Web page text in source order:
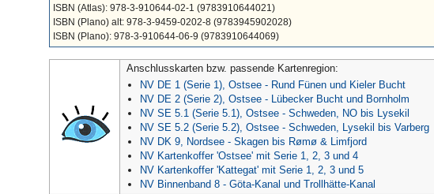
ISBN (Atlas): 978-3-910644-02-1 (9783910644021)
ISBN (Plano) alt: 978-3-9459-0202-8 (9783945902028)
ISBN (Plano): 978-3-910644-06-9 (9783910644069)
Anschlusskarten bzw. passende Kartenregion:
NV DE 1 (Serie 1), Ostsee - Rund Fünen und Kieler Bucht
NV DE 2 (Serie 2), Ostsee - Lübecker Bucht und Bornholm
NV SE 5.1 (Serie 5.1), Ostsee - Schweden, NO bis Lysekil
NV SE 5.2 (Serie 5.2), Ostsee - Schweden, Lysekil bis Varberg
NV DK 9, Nordsee - Skagen bis Rømø & Limfjord
NV Kartenkoffer 'Ostsee' mit Serie 1, 2, 3 und 4
NV Kartenkoffer 'Kattegat' mit Serie 1, 2, 3 und 5
NV Binnenband 8 - Göta-Kanal und Trollhätte-Kanal